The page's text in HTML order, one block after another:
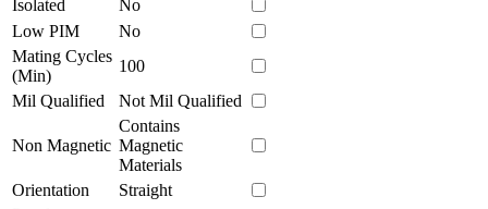
Isolated
No
Low PIM
No
Mating Cycles
(Min)
100
Mil Qualified
Not Mil Qualified
Non Magnetic
Contains
Magnetic
Materials
Orientation
Straight